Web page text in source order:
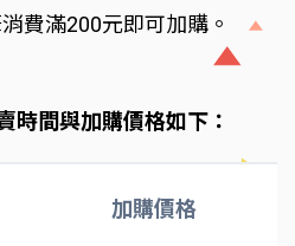
費滿200元即可加購。
時間與加購價格如下：
加購價格